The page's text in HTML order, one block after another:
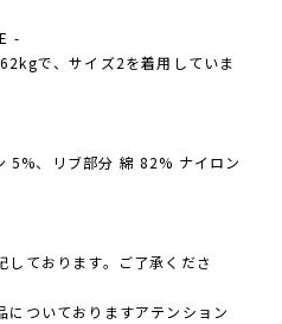
-
で、サイズ2を着用していま
5%、リブ部分 綿 82% ナイロン
しております。ご了承くださ
についておりますアテンション